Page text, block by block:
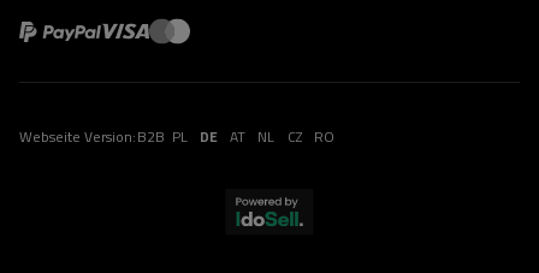
Webseite Version:B2B PL DE AT NL CZ RO